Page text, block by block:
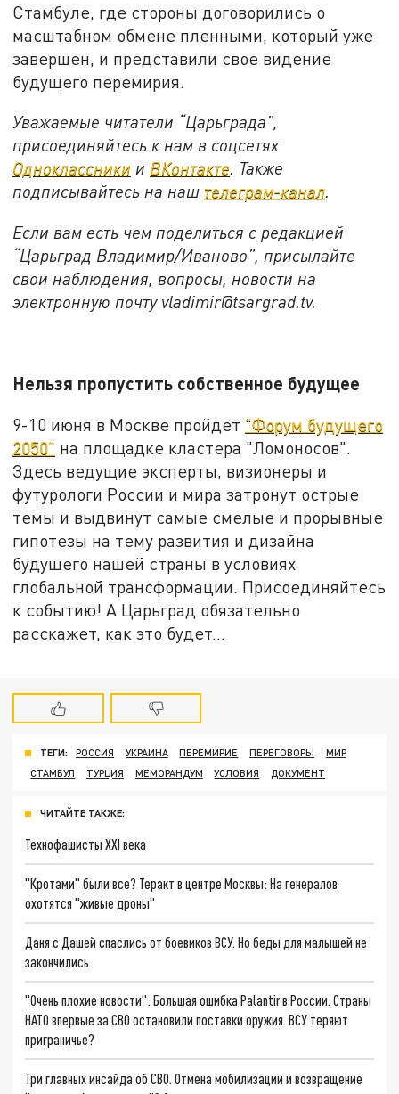
Стамбуле, где стороны договорились о
масштабном обмене пленными, который уже
завершен, и представили свое видение
будущего перемирия.
Уважаемые читатели “Царьграда”,
присоединяйтесь к нам в соцсетях
Одноклассники и ВКонтакте. Также
подписывайтесь на наш телеграм-канал.
Если вам есть чем поделиться с редакцией
“Царьград Владимир/Иваново”, присылайте
свои наблюдения, вопросы, новости на
электронную почту vladimir@tsargrad.tv.
Нельзя пропустить собственное будущее
9-10 июня в Москве пройдет "Форум будущего
2050" на площадке кластера "Ломоносов".
Здесь ведущие эксперты, визионеры и
футурологи России и мира затронут острые
темы и выдвинут самые смелые и прорывные
гипотезы на тему развития и дизайна
будущего нашей страны в условиях
глобальной трансформации. Присоединяйтесь
к событию! А Царьград обязательно
расскажет, как это будет...
ТЕГИ: РОССИЯ УКРАИНА ПЕРЕМИРИЕ ПЕРЕГОВОРЫ
МИР
СТАМБУЛ
ТУРЦИЯ МЕМОРАНДУМ УСЛОВИЯ ДОКУМЕНТ
ЧИТАЙТЕ ТАКЖЕ:
Технофашисты XXI века
"Кротами" были все? Теракт в центре Москвы: На генералов
охотятся "живые дроны"
Даня с Дашей спаслись от боевиков ВСУ. Но беды для малышей не
закончились
"Очень плохие новости": Большая ошибка Palantir в России. Страны
НАТО впервые за СВО остановили поставки оружия. ВСУ теряют
приграничье?
Три главных инсайда об СВО. Отмена мобилизации и возвращение